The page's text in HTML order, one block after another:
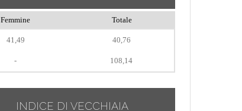
Femmine Totale
41,49 40,76
- 108,14
INDICE DI VECCHIAIA